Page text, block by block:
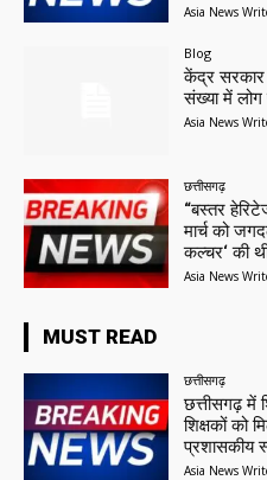
Asia News
Blog
केंद्र सरकार
संख्या में
Asia News
छत्तीसगढ़
“बस्तर
मार्च को
कल्चर‘ की
Asia News
MUST READ
छत्तीसगढ़
छत्तीसगढ़
शिक्षकों को
प्रशासकीय
Asia News